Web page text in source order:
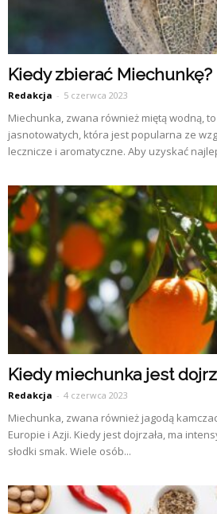
Kiedy zbierać Miechunkę?
Redakcja - 5 czerwca 2023
Miechunka, zwana również miętą wodną,
jasnotowatych, która jest popularna ze
lecznicze i aromatyczne. Aby uzyskać
Kiedy miechunka jest
Redakcja - 4 czerwca 2023
Miechunka, zwana również jagodą
Europie i Azji. Kiedy jest dojrzała, ma
słodki smak. Wiele osób...